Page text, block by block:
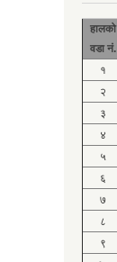
हालको
वडा नं.
१
२
३
४
५
६
७
८
९